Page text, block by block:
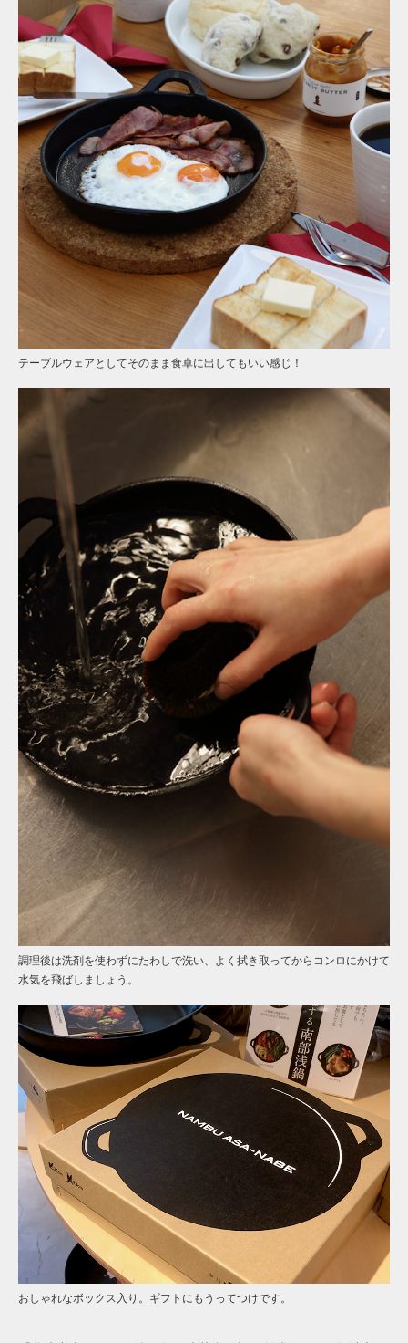
テーブルウェアとしてそのまま食卓に出してもいい感じ！
調理後は洗剤を使わずにたわしで洗い、よく拭き取ってからコンロにかけて
水気を飛ばしましょう。
おしゃれなボックス入り。ギフトにもうってつけです。